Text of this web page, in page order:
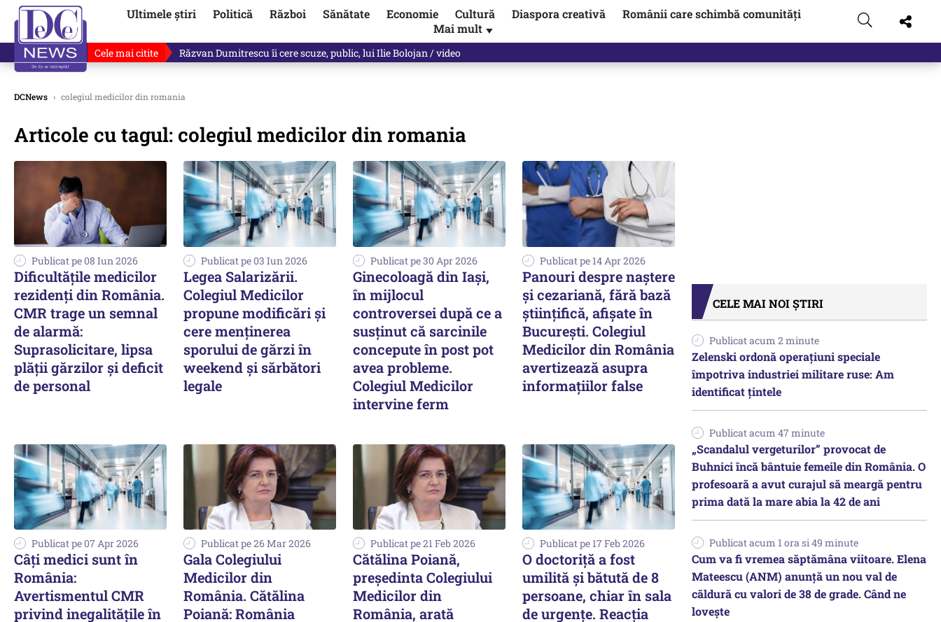
Ultimele știri Politică Război Sănătate Economie Cultură Diaspora creativă
Românii care schimbă comunități
Mai mult ▼
Cele mai citite Răzvan Dumitrescu îi cere scuze, public, lui Ilie Bolojan / video
DCNews › colegiul medicilor din romania
Articole cu tagul: colegiul medicilor din romania
Publicat pe 08 Iun 2026
Dificultățile medicilor
rezidenți din România.
CMR trage un semnal
de alarmă:
Suprasolicitare, lipsa
plății gărzilor și deficit
de personal
Publicat pe 03 Iun 2026
Legea Salarizării.
Colegiul Medicilor
propune modificări şi
cere menţinerea
sporului de gărzi în
weekend şi sărbători
legale
Publicat pe 30 Apr 2026
Ginecoloagă din Iași,
în mijlocul
controversei după ce a
susținut că sarcinile
concepute în post pot
avea probleme.
Colegiul Medicilor
intervine ferm
Publicat pe 14 Apr 2026
Panouri despre naștere
și cezariană, fără bază
științifică, afișate în
București. Colegiul
Medicilor din România
avertizează asupra
informațiilor false
Publicat pe 07 Apr 2026
Câți medici sunt în
România:
Avertismentul CMR
privind inegalitățile în
Publicat pe 26 Mar 2026
Gala Colegiului
Medicilor din
România. Cătălina
Poiană: România
Publicat pe 21 Feb 2026
Cătălina Poiană,
preşedinta Colegiului
Medicilor din
România, arată
Publicat pe 17 Feb 2026
O doctoriță a fost
umilită și bătută de 8
persoane, chiar în sala
de urgențe. Reacția
CELE MAI NOI ȘTIRI
Publicat acum 2 minute
Zelenski ordonă operațiuni speciale
împotriva industriei militare ruse: Am
identificat țintele
Publicat acum 47 minute
„Scandalul vergeturilor” provocat de
Buhnici încă bântuie femeile din România. O
profesoară a avut curajul să meargă pentru
prima dată la mare abia la 42 de ani
Publicat acum 1 ora si 49 minute
Cum va fi vremea săptămâna viitoare. Elena
Mateescu (ANM) anunță un nou val de
căldură cu valori de 38 de grade. Când ne
lovește